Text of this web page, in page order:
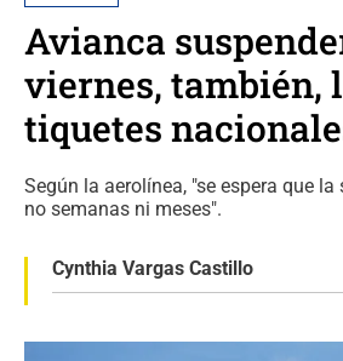
Avianca
viernes, también,
tiquetes
Según la aerolínea, "se espera que
no semanas ni meses".
Cynthia Vargas Castillo